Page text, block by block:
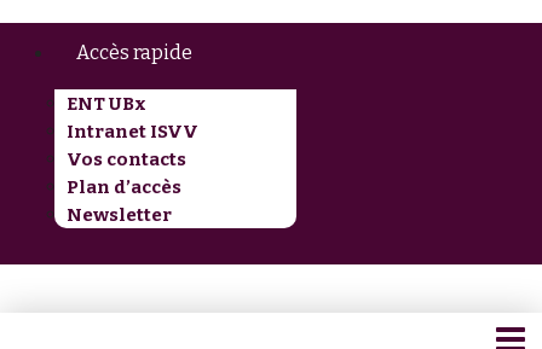
Accès rapide
ENT UBx
Intranet ISVV
Vos contacts
Plan d’accès
Newsletter